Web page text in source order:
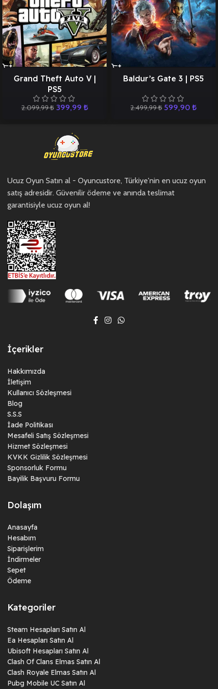
Grand Theft Auto V |
PS5
2.099,99₺ 399,99 ₺
Baldur’s Gate 3 | PS5
2.499,99₺ 599,90 ₺
Ucuz Oyun Satın al - Oyuncustore, Türkiye'nin en ucuz oyun
satış adresidir. Güvenilir ödeme ve anında teslimat
garantisiyle ucuz oyun al!
İçerikler
Hakkımızda
İletişim
Kullanıcı Sözleşmesi
Blog
S.S.S
İade Politikası
Mesafeli Satış Sözleşmesi
Hizmet Sözleşmesi
KVKK Gizlilik Sözleşmesi
Sponsorluk Formu
Bayilik Başvuru Formu
Dolaşım
Anasayfa
Hesabım
Siparişlerim
İndirmeler
Sepet
Ödeme
Kategoriler
Steam Hesapları Satın Al
Ea Hesapları Satın Al
Ubisoft Hesapları Satın Al
Clash Of Clans Elmas Satın Al
Clash Royale Elmas Satın Al
Pubg Mobile UC Satın Al